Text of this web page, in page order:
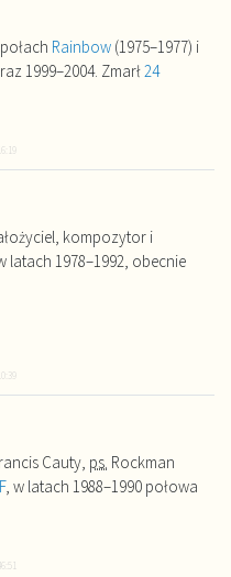
Rainbow (1975–1977) i
1999–2004. Zmarł24
kompozytor i
latach 1978–1992, obecnie
Cauty, ps. Rockman
, w latach 1988–1990 połowa